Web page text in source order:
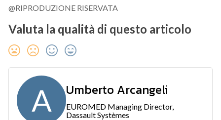
@RIPRODUZIONE RISERVATA
Valuta la qualità di questo articolo
A Umberto Arcangeli
EUROMED Managing Director,
Dassault Systèmes